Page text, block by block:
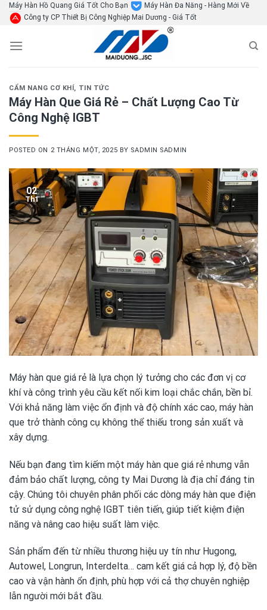
SkipMáy Hàn Hồ Quang Giá Tốt Cho Bạn
Máy Hàn Đa Năng - Hàng Mới Về
Công ty CP Thiết Bị Công Nghiệp Mai Dương - Giá Tốt
CẨM NANG CƠ KHÍ, TIN TỨC
Máy Hàn Que Giá Rẻ – Chất Lượng Cao Từ
Công Nghệ IGBT
POSTED ON 2 THÁNG MỘT, 2025 BY SADMIN SADMIN
02
Th1
Máy hàn que giá rẻ là lựa chọn lý tưởng cho các đơn vị cơ
khí và công trình yêu cầu kết nối kim loại chắc chắn, bền bỉ.
Với khả năng làm việc ổn định và độ chính xác cao, máy hàn
que trở thành công cụ không thể thiếu trong sản xuất và
xây dựng.
Nếu bạn đang tìm kiếm một máy hàn que giá rẻ nhưng vẫn
đảm bảo chất lượng, công ty Mai Dương là địa chỉ đáng tin
cậy. Chúng tôi chuyên phân phối các dòng máy hàn que điện
tử sử dụng công nghệ IGBT tiên tiến, giúp tiết kiệm điện
năng và nâng cao hiệu suất làm việc.
Sản phẩm đến từ nhiều thương hiệu uy tín như Hugong,
Autowel, Longrun, Interdelta… cam kết giá cả hợp lý, độ bền
cao và vận hành ổn định, phù hợp với cả thợ chuyên nghiệp
lẫn người mới bắt đầu.